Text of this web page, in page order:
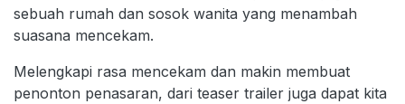
sebuah rumah dan sosok wanita yang menambah
suasana mencekam.
Melengkapi rasa mencekam dan makin membuat
penonton penasaran, dari teaser trailer juga dapat kita